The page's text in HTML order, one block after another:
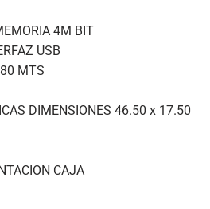
4M BIT
USB
MTS
DIMENSIONES 46.50 x 17.50
CAJA